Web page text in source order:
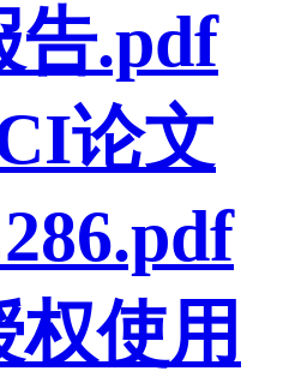
告.pdf
论文
权使用